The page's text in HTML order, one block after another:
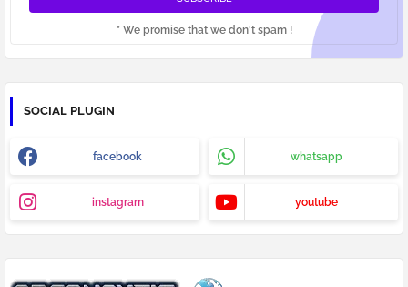
* We promise that we don't spam !
SOCIAL PLUGIN
facebook whatsapp
instagram youtube